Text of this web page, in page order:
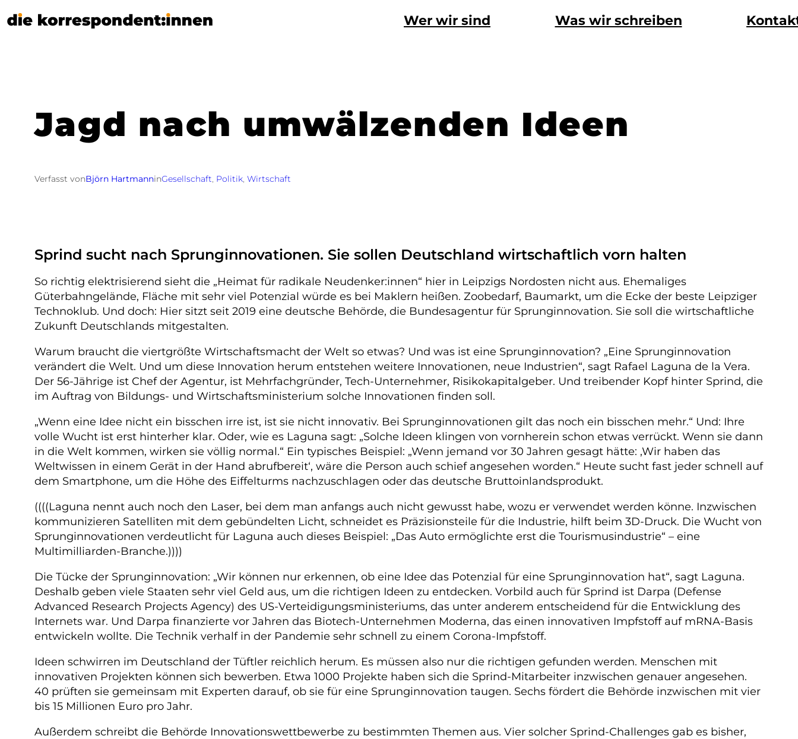
Wer wir sind Was wir schreiben
Jagd nach umwälzenden Ideen
Verfasst vonBjörn HartmanninGesellschaft, Politik, Wirtschaft
Sprind sucht nach Sprunginnovationen. Sie sollen Deutschland wirtschaftlich vorn halten
So richtig elektrisierend sieht die „Heimat für radikale Neudenker:innen“ hier in Leipzigs Nordosten nicht aus. Ehemaliges
Güterbahngelände, Fläche mit sehr viel Potenzial würde es bei Maklern heißen. Zoobedarf, Baumarkt, um die Ecke der beste Leipziger
Technoklub. Und doch: Hier sitzt seit 2019 eine deutsche Behörde, die Bundesagentur für Sprunginnovation. Sie soll die wirtschaftliche
Zukunft Deutschlands mitgestalten.
Warum braucht die viertgrößte Wirtschaftsmacht der Welt so etwas? Und was ist eine Sprunginnovation? „Eine Sprunginnovation
verändert die Welt. Und um diese Innovation herum entstehen weitere Innovationen, neue Industrien“, sagt Rafael Laguna de la Vera.
Der 56-Jährige ist Chef der Agentur, ist Mehrfachgründer, Tech-Unternehmer, Risikokapitalgeber. Und treibender Kopf hinter Sprind, die
im Auftrag von Bildungs- und Wirtschaftsministerium solche Innovationen finden soll.
„Wenn eine Idee nicht ein bisschen irre ist, ist sie nicht innovativ. Bei Sprunginnovationen gilt das noch ein bisschen mehr.“ Und: Ihre
volle Wucht ist erst hinterher klar. Oder, wie es Laguna sagt: „Solche Ideen klingen von vornherein schon etwas verrückt. Wenn sie dann
in die Welt kommen, wirken sie völlig normal.“ Ein typisches Beispiel: „Wenn jemand vor 30 Jahren gesagt hätte: ,Wir haben das
Weltwissen in einem Gerät in der Hand abrufbereit‘, wäre die Person auch schief angesehen worden.“ Heute sucht fast jeder schnell auf
dem Smartphone, um die Höhe des Eiffelturms nachzuschlagen oder das deutsche Bruttoinlandsprodukt.
((((Laguna nennt auch noch den Laser, bei dem man anfangs auch nicht gewusst habe, wozu er verwendet werden könne. Inzwischen
kommunizieren Satelliten mit dem gebündelten Licht, schneidet es Präzisionsteile für die Industrie, hilft beim 3D-Druck. Die Wucht von
Sprunginnovationen verdeutlicht für Laguna auch dieses Beispiel: „Das Auto ermöglichte erst die Tourismusindustrie“ – eine
Multimilliarden-Branche.))))
Die Tücke der Sprunginnovation: „Wir können nur erkennen, ob eine Idee das Potenzial für eine Sprunginnovation hat“, sagt Laguna.
Deshalb geben viele Staaten sehr viel Geld aus, um die richtigen Ideen zu entdecken. Vorbild auch für Sprind ist Darpa (Defense
Advanced Research Projects Agency) des US-Verteidigungsministeriums, das unter anderem entscheidend für die Entwicklung des
Internets war. Und Darpa finanzierte vor Jahren das Biotech-Unternehmen Moderna, das einen innovativen Impfstoff auf mRNA-Basis
entwickeln wollte. Die Technik verhalf in der Pandemie sehr schnell zu einem Corona-Impfstoff.
Ideen schwirren im Deutschland der Tüftler reichlich herum. Es müssen also nur die richtigen gefunden werden. Menschen mit
innovativen Projekten können sich bewerben. Etwa 1000 Projekte haben sich die Sprind-Mitarbeiter inzwischen genauer angesehen.
40 prüften sie gemeinsam mit Experten darauf, ob sie für eine Sprunginnovation taugen. Sechs fördert die Behörde inzwischen mit vier
bis 15 Millionen Euro pro Jahr.
Außerdem schreibt die Behörde Innovationswettbewerbe zu bestimmten Themen aus. Vier solcher Sprind-Challenges gab es bisher,